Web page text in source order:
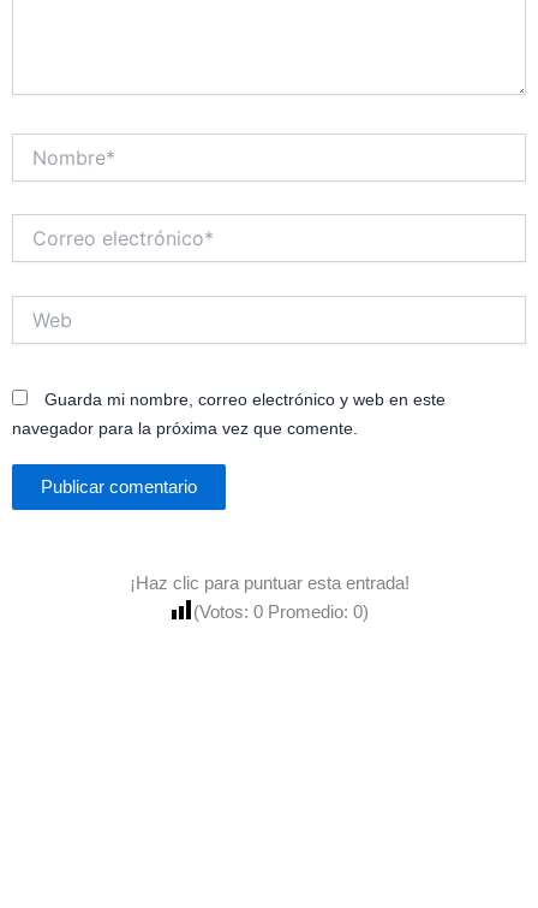
electrónico*
Guarda mi nombre, correo electrónico y web en este
navegador para la próxima vez que comente.
¡Haz clic para puntuar esta entrada!
(Votos: 0 Promedio: 0)